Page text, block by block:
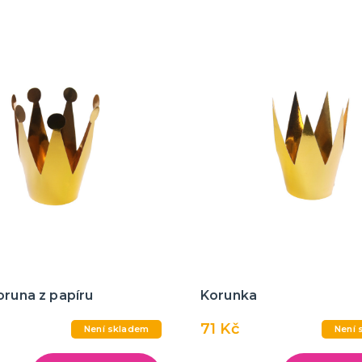
z papíru
Není skladem
Korunka
71 Kč Není